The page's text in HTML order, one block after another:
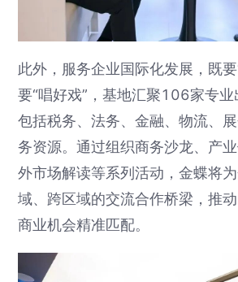
此外，服务企业国际化发展，既
要“唱好戏”，基地汇聚106家专业
包括税务、法务、金融、物流、
务资源。通过组织商务沙龙、产
外市场解读等系列活动，金蝶将
域、跨区域的交流合作桥梁，推
商业机会精准匹配。